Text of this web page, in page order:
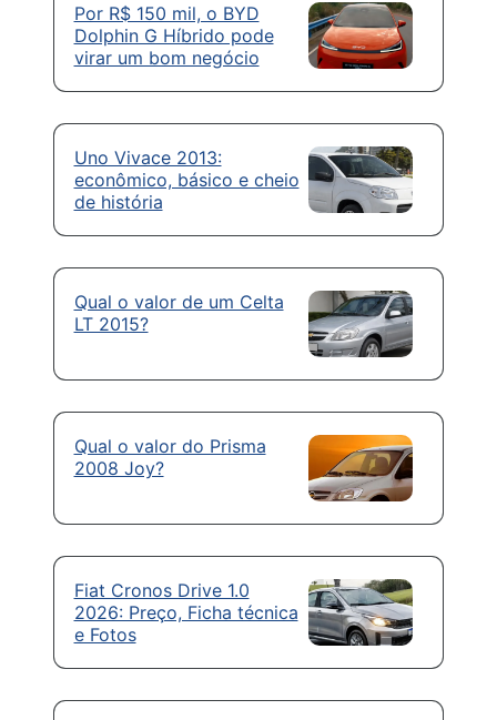
Por R$ 150 mil, o BYD
Dolphin G Híbrido pode
virar um bom negócio
Uno Vivace 2013:
econômico, básico e cheio
de história
Qual o valor de um Celta
LT 2015?
Qual o valor do Prisma
2008 Joy?
Fiat Cronos Drive 1.0
2026: Preço, Ficha técnica
e Fotos